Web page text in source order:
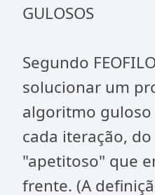
GULOSOS
Segundo
solucionar um
algoritmo guloso
cada iteração,
"apetitoso" que
frente. (A